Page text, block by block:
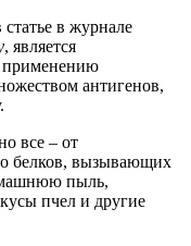
в журнале
, является
применению
антигенов,
все – от
белков, вызывающих
пыль,
пчел и другие